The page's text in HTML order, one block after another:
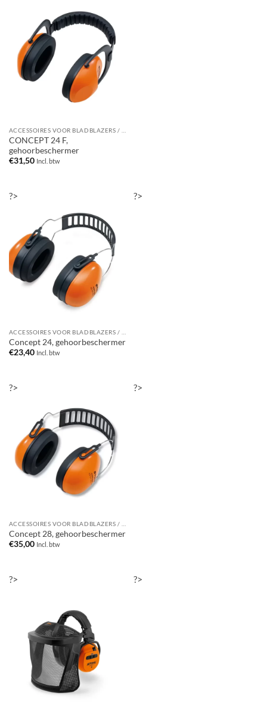
CONCEPT 24 F,
gehoorbeschermer
€31,50 Incl. btw
?>
Concept 24, gehoorbeschermer
€23,40 Incl. btw
?>
?>
Concept 28, gehoorbeschermer
€35,00 Incl. btw
?>
?> ?>